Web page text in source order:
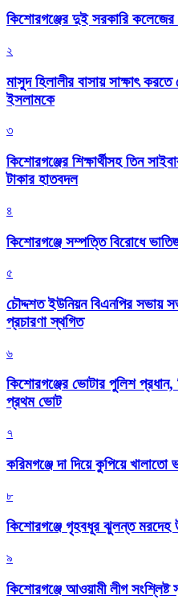
কিশোরগঞ্জের দুই সরকারি কলেজের
২
মাসুদ হিলালীর বাসায় সাক্ষাৎ
ইসলামকে
৩
কিশোরগঞ্জের শিক্ষার্থীসহ তিন
টাকার হাতবদল
৪
কিশোরগঞ্জে সম্পত্তি বিরোধে
৫
চৌদ্দশত ইউনিয়ন বিএনপির সভায়
প্রচারণা স্থগিত
৬
কিশোরগঞ্জের ভোটার পুলিশ প্রধান,
প্রথম ভোট
৭
করিমগঞ্জে দা দিয়ে কুপিয়ে খালাতো
৮
কিশোরগঞ্জে গৃহবধূর ঝুলন্ত মরদেহ
৯
কিশোরগঞ্জে আওয়ামী লীগ সংশ্লিষ্ট